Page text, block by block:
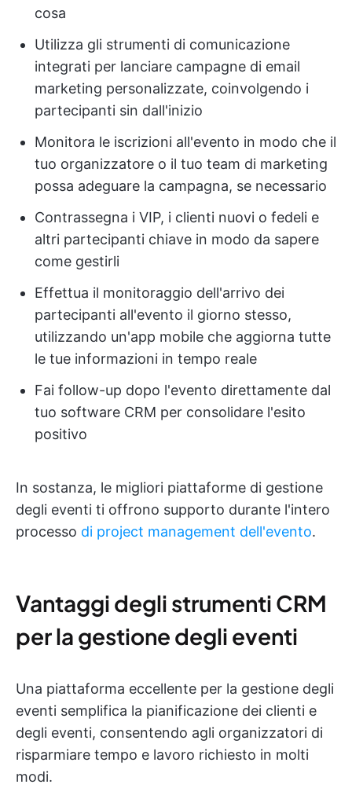
cosa
Utilizza gli strumenti di comunicazione
integrati per lanciare campagne di email
marketing personalizzate, coinvolgendo i
partecipanti sin dall'inizio
Monitora le iscrizioni all'evento in modo che il
tuo organizzatore o il tuo team di marketing
possa adeguare la campagna, se necessario
Contrassegna i VIP, i clienti nuovi o fedeli e
altri partecipanti chiave in modo da sapere
come gestirli
Effettua il monitoraggio dell'arrivo dei
partecipanti all'evento il giorno stesso,
utilizzando un'app mobile che aggiorna tutte
le tue informazioni in tempo reale
Fai follow-up dopo l'evento direttamente dal
tuo software CRM per consolidare l'esito
positivo
In sostanza, le migliori piattaforme di gestione
degli eventi ti offrono supporto durante l'intero
processo di project management dell'evento.
Vantaggi degli strumenti CRM
per la gestione degli eventi
Una piattaforma eccellente per la gestione degli
eventi semplifica la pianificazione dei clienti e
degli eventi, consentendo agli organizzatori di
risparmiare tempo e lavoro richiesto in molti
modi.